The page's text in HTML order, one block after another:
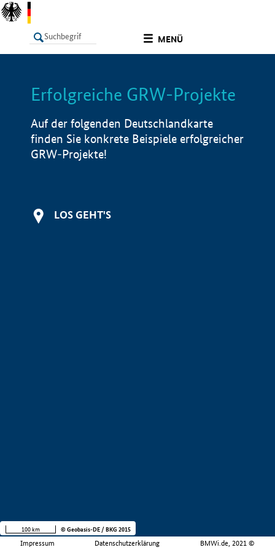
MENÜ
LISTE Info
Erfolgreiche GRW-Projekte
Auf der folgenden Deutschlandkarte
finden Sie konkrete Beispiele erfolgreicher
GRW-Projekte!
LOS GEHT'S
Impressum Datenschutzerklärung BMWi.de, 2021 ©
100 km © Geobasis-DE / BKG 2015